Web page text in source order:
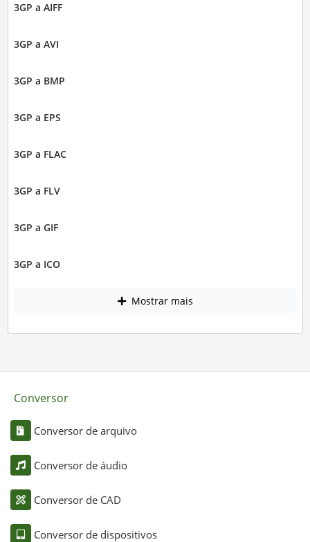
3GP a AIFF
3GP a AVI
3GP a BMP
3GP a EPS
3GP a FLAC
3GP a FLV
3GP a GIF
3GP a ICO
Mostrar mais
Conversor
Conversor de arquivo
Conversor de áudio
Conversor de CAD
Conversor de dispositivos